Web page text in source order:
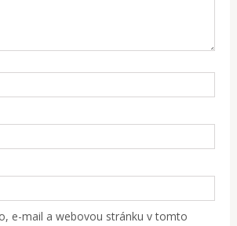
e-mail a webovou stránku v tomto